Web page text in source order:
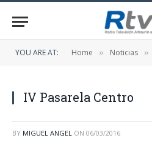
YOU ARE AT: Home » Noticias »
IV Pasarela Centro
BY MIGUEL ANGEL ON 06/03/2016